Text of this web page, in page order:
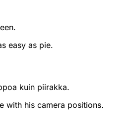
easy as pie.
kuin piirakka.
with his camera positions.